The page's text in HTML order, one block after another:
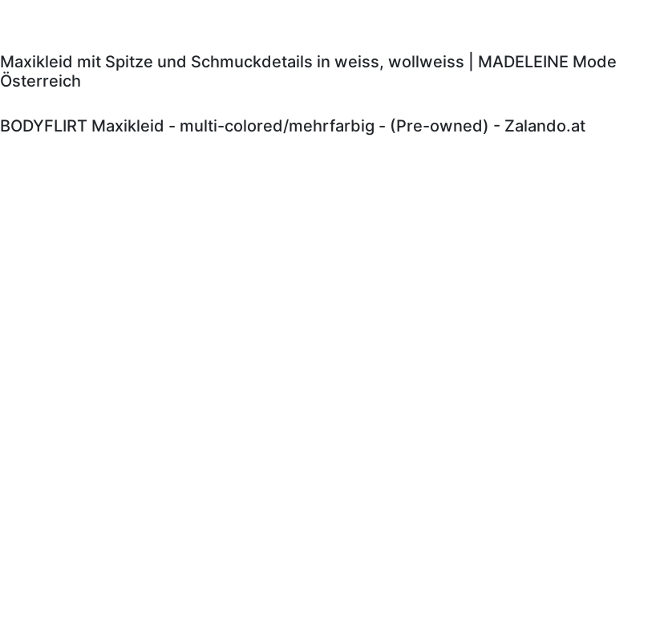
Maxikleid mit Spitze und Schmuckdetails in weiss, wollweiss | MADELEINE Mode
Österreich
BODYFLIRT Maxikleid - multi-colored/mehrfarbig - (Pre-owned) - Zalando.at